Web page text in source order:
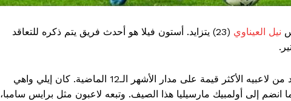
نيل العيناوي
(23) يتزايد. أستون فيلا هو أحدث فريق يتم ذكره للتعاقد
لقد قام فريق Blood and Gold ببيع العديد من لاعبيه الأكثر قيمة على مدار الأشهر الـ12 الماضية. كان إيلي واهي
انضم إلى أولمبيك مارسيليا هذا الصيف. وتبعه لاعبون مثل برايس سامبا،